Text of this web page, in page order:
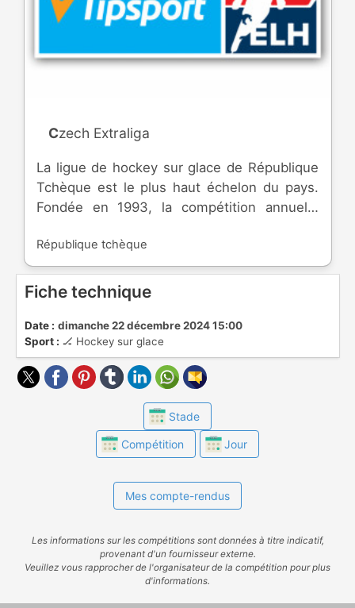
Czech Extraliga
La ligue de hockey sur glace de République
Tchèque est le plus haut échelon du pays.
Fondée en 1993, la compétition annuelle
championnat comprend une saison
régulière, et des séries éliminatoires. Le
niveau inférieur est le Czech 1.liga.
République tchèque
Fiche technique
Date : dimanche 22 décembre 2024 15:00
Sport : 🏒 Hockey sur glace
Stade
Compétition Jour
Mes compte-rendus
Les informations sur les compétitions sont données à titre indicatif,
provenant d'un fournisseur externe.
Veuillez vous rapprocher de l'organisateur de la compétition pour plus
d'informations.